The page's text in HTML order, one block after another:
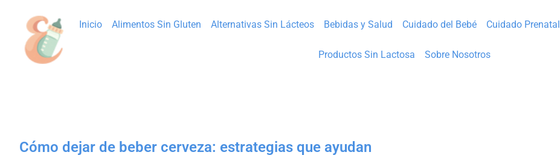
Inicio Alimentos Sin Gluten Alternativas Sin Lácteos Bebidas y Salud Cuidado del Bebé Cuidado Prenatal
Productos Sin Lactosa Sobre Nosotros
Cómo dejar de beber cerveza: estrategias que ayudan​